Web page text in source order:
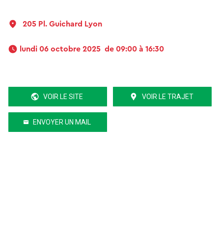
205 Pl. Guichard Lyon
lundi 06 octobre 2025  de 09:00 à 16:30
VOIR LE SITE VOIR LE TRAJET
ENVOYER UN MAIL